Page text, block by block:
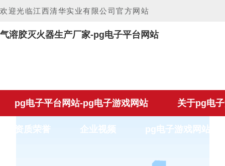
欢迎光临江西清华实业有限公司官方网站
气溶胶灭火器生产厂家-pg电子平台网站
pg电子平台网站-pg电子游戏网站 关于pg电
资质荣誉 企业视频 pg电子游戏网站的